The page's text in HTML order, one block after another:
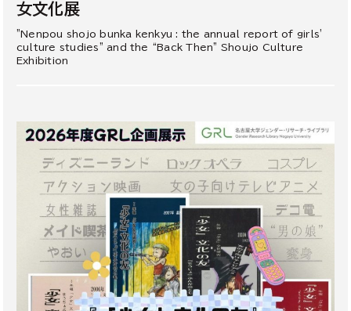
女文化展
"Nenpou shojo bunka kenkyu : the annual report of girls'
culture studies" and the “Back Then” Shoujo Culture
Exhibition